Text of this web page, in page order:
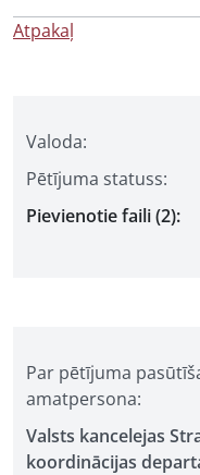
Valoda:
Pētījuma statuss:
Pievienotie faili (2):
Par pētījuma
amatpersona:
Valsts kancelejas
koordinācijas
Atpakaļ